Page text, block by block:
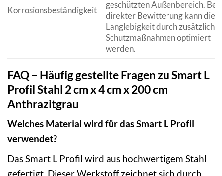
Korrosionsbeständigkeit
geschützten Außenbereich. Bei
direkter Bewitterung kann die
Langlebigkeit durch zusätzliche
Schutzmaßnahmen optimiert
werden.
FAQ – Häufig gestellte Fragen zu Smart L
Profil Stahl 2 cm x 4 cm x 200 cm
Anthrazitgrau
Welches Material wird für das Smart L Profil
verwendet?
Das Smart L Profil wird aus hochwertigem Stahl
gefertigt. Dieser Werkstoff zeichnet sich durch